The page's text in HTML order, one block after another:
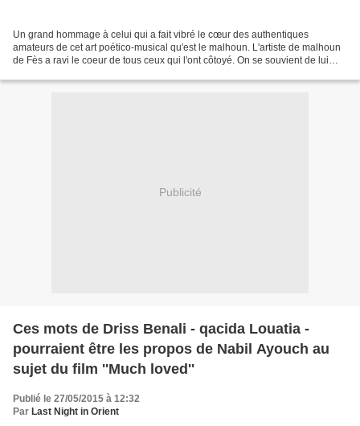
Un grand hommage à celui qui a fait vibré le cœur des authentiques
amateurs de cet art poético-musical qu'est le malhoun. L'artiste de malhoun
de Fès a ravi le coeur de tous ceux qui l'ont côtoyé. On se souvient de lui
Publicité
Ces mots de Driss Benali - qacida Louatia -
pourraient être les propos de Nabil Ayouch au
sujet du film ''Much loved''
Publié le 27/05/2015 à 12:32
Par Last Night in Orient